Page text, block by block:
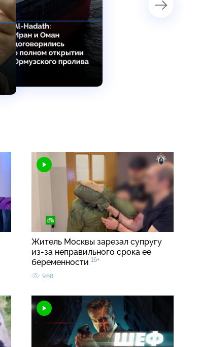
Житель Москвы зарезал супругу
из-за неправильного срока ее
беременности 16+
968